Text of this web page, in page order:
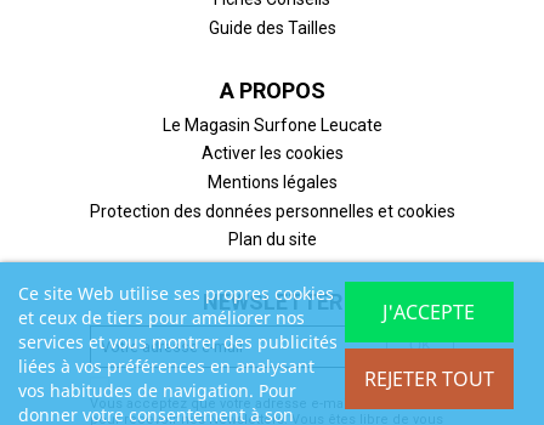
Guide des Tailles
A PROPOS
Le Magasin Surfone Leucate
Activer les cookies
Mentions légales
Protection des données personnelles et cookies
Plan du site
NEWSLETTER
Vous acceptez que votre adresse e-mail soit utilisée
pour recevoir nos Newsletters. Vous êtes libre de vous
Ce site Web utilise ses propres cookies
et ceux de tiers pour améliorer nos
services et vous montrer des publicités
liées à vos préférences en analysant
vos habitudes de navigation. Pour
donner votre consentement à son
REJETER TOUT
J'ACCEPTE